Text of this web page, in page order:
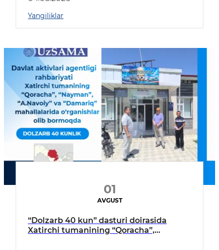
Yangiliklar
01
AVGUST
“Dolzarb 40 kun” dasturi doirasida
Xatirchi tumanining “Qoracha”,